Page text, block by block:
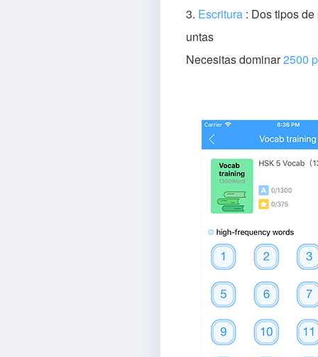
3. Escritura : Dos tipos
untas
Necesitas dominar2500